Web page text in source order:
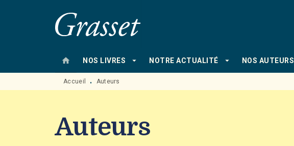
MENU RECHERCHE
home NOS LIVRES arrow_drop_down NOTRE ACTUALITÉ arrow_drop_down NOS AUTEURS
Accueil • Auteurs
Auteurs